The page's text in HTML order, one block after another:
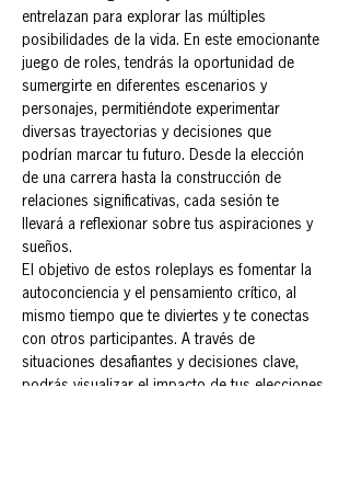
entrelazan para explorar las múltiples
posibilidades de la vida. En este emocionante
juego de roles, tendrás la oportunidad de
sumergirte en diferentes escenarios y
personajes, permitiéndote experimentar
diversas trayectorias y decisiones que
podrían marcar tu futuro. Desde la elección
de una carrera hasta la construcción de
relaciones significativas, cada sesión te
llevará a reflexionar sobre tus aspiraciones y
sueños.
El objetivo de estos roleplays es fomentar la
autoconciencia y el pensamiento crítico, al
mismo tiempo que te diviertes y te conectas
con otros participantes. A través de
situaciones desafiantes y decisiones clave,
podrás visualizar el impacto de tus elecciones